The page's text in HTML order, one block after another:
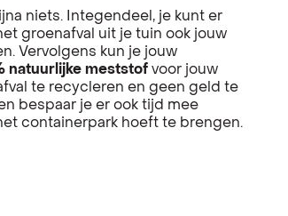
niets. Integendeel, je kunt er
groenafval uit je tuin ook jouw
Vervolgens kun je jouw
natuurlijke meststof voor jouw
te recycleren en geen geld te
bespaar je er ook tijd mee
containerpark hoeft te brengen.